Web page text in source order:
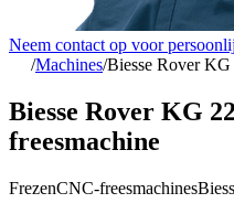
Neem contact op voor
/Machines/Biesse Rover
Biesse Rover KG
freesmachine
FrezenCNC-freesmachines